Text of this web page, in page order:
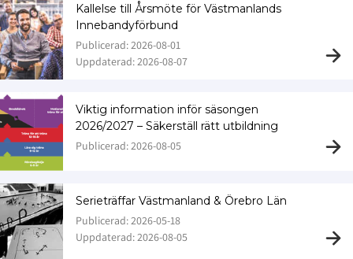
Kallelse till Årsmöte för Västmanlands
Innebandyförbund
Publicerad: 2026-08-01
Uppdaterad: 2026-08-07
Viktig information inför säsongen
2026/2027 – Säkerställ rätt utbildning
Publicerad: 2026-08-05
Serieträffar Västmanland & Örebro Län
Publicerad: 2026-05-18
Uppdaterad: 2026-08-05